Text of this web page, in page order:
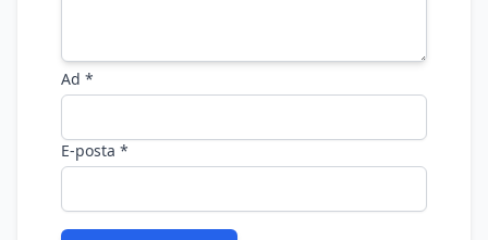
Ad *
E-posta *